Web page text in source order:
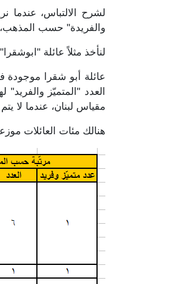
لشرح الالتباس، عندما
والفريدة" حسب المذهب،
لنأخذ مثلاً عائلة
عائلة أبو شقرا موجودة
مقياس لبنان، عندما لا
هنالك مئات العائلات